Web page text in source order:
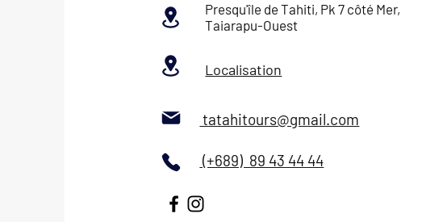
Presqu'île de Tahiti, Pk 7 côté Mer,
Taiarapu-Ouest
Localisation
tatahitours@gmail.com
(+689) 89 43 44 44